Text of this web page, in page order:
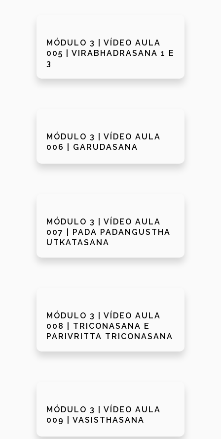
MÓDULO 3 | VÍDEO AULA
005 | VIRABHADRASANA 1 E
3
MÓDULO 3 | VÍDEO AULA
006 | GARUDASANA
MÓDULO 3 | VÍDEO AULA
007 | PADA PADANGUSTHA
UTKATASANA
MÓDULO 3 | VÍDEO AULA
008 | TRICONASANA E
PARIVRITTA TRICONASANA
MÓDULO 3 | VÍDEO AULA
009 | VASISTHASANA